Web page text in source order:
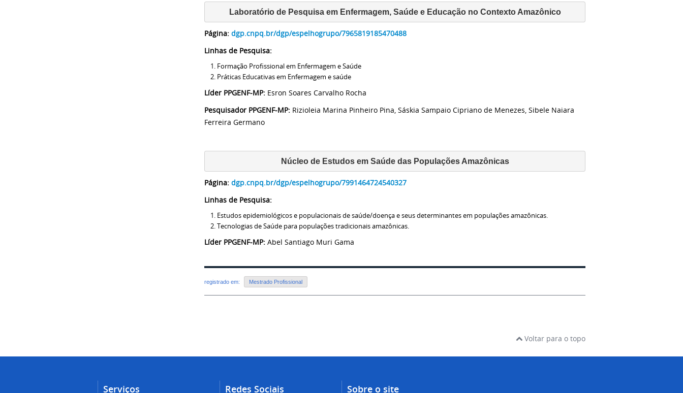
Laboratório de Pesquisa em Enfermagem, Saúde e Educação no Contexto Amazônico
Página: dgp.cnpq.br/dgp/espelhogrupo/7965819185470488
Linhas de Pesquisa:
Formação Profissional em Enfermagem e Saúde
Práticas Educativas em Enfermagem e saúde
Líder PPGENF-MP: Esron Soares Carvalho Rocha
Pesquisador PPGENF-MP: Rizioleia Marina Pinheiro Pina, Sáskia Sampaio Cipriano de Menezes, Sibele Naiara
Ferreira Germano
Núcleo de Estudos em Saúde das Populações Amazônicas
Página: dgp.cnpq.br/dgp/espelhogrupo/7991464724540327
Linhas de Pesquisa:
Estudos epidemiológicos e populacionais de saúde/doença e seus determinantes em populações amazônicas.
Tecnologias de Saúde para populações tradicionais amazônicas.
Líder PPGENF-MP: Abel Santiago Muri Gama
registrado em: Mestrado Profissional
Voltar para o topo
Serviços Redes Sociais Sobre o site